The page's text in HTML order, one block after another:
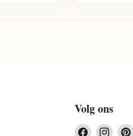
Volg ons
Vind Vind